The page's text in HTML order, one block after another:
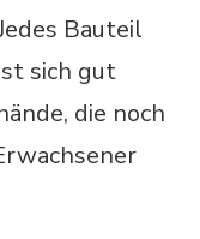
Bauteil
sich gut
die noch